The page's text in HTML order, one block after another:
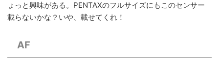
ょっと興味がある。PENTAXのフルサイズにもこのセンサー
載らないかな？いや、載せてくれ！
AF